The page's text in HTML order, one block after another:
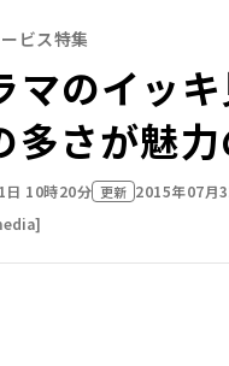
ビス特集
マのイッ
多さが魅力
日 10時20分 更新 2015年07月